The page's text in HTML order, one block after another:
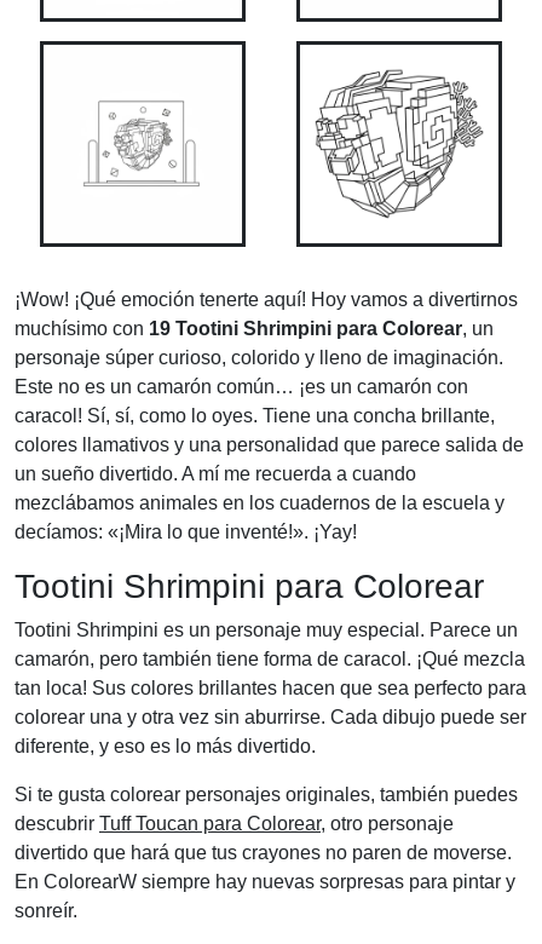
¡Wow! ¡Qué emoción tenerte aquí! Hoy vamos a divertirnos
muchísimo con 19 Tootini Shrimpini para Colorear, un
personaje súper curioso, colorido y lleno de imaginación.
Este no es un camarón común… ¡es un camarón con
caracol! Sí, sí, como lo oyes. Tiene una concha brillante,
colores llamativos y una personalidad que parece salida de
un sueño divertido. A mí me recuerda a cuando
mezclábamos animales en los cuadernos de la escuela y
decíamos: «¡Mira lo que inventé!». ¡Yay!
Tootini Shrimpini para Colorear
Tootini Shrimpini es un personaje muy especial. Parece un
camarón, pero también tiene forma de caracol. ¡Qué mezcla
tan loca! Sus colores brillantes hacen que sea perfecto para
colorear una y otra vez sin aburrirse. Cada dibujo puede ser
diferente, y eso es lo más divertido.
Si te gusta colorear personajes originales, también puedes
descubrir Tuff Toucan para Colorear, otro personaje
divertido que hará que tus crayones no paren de moverse.
En ColorearW siempre hay nuevas sorpresas para pintar y
sonreír.